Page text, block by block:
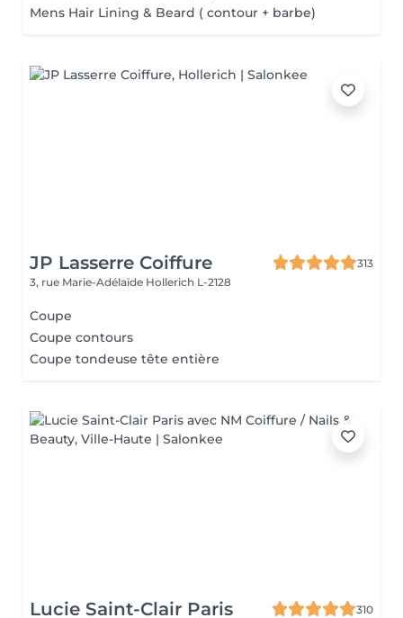
Mens Hair Lining & Beard ( contour + barbe)
JP Lasserre Coiffure
313
3, rue Marie-Adélaïde Hollerich L-2128
Coupe
Coupe contours
Coupe tondeuse tête entière
Lucie Saint-Clair Paris
310